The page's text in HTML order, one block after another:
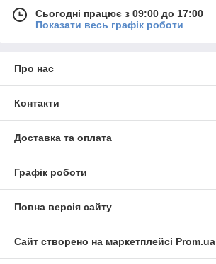
Сьогодні працює з 09:00 до 17:00
Показати весь графік роботи
Про нас
Контакти
Доставка та оплата
Графік роботи
Повна версія сайту
Сайт створено на маркетплейсі Prom.ua